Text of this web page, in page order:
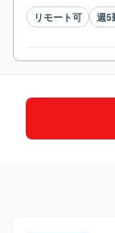
リモート可 週5